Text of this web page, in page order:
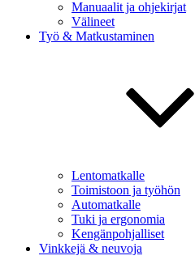
Manuaalit ja ohjekirjat
Välineet
Työ & Matkustaminen
Lentomatkalle
Toimistoon ja työhön
Automatkalle
Tuki ja ergonomia
Kengänpohjalliset
Vinkkejä & neuvoja